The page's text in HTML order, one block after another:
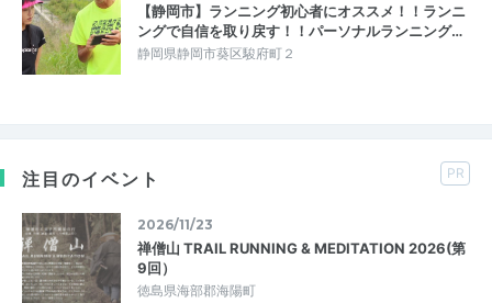
【静岡市】ランニング初心者にオススメ！！ランニ
ングで自信を取り戻す！！パーソナルランニング…
静岡県静岡市葵区駿府町２
注目のイベント PR
2026/11/23
禅僧山 TRAIL RUNNING & MEDITATION 2026(第
9回）
徳島県海部郡海陽町